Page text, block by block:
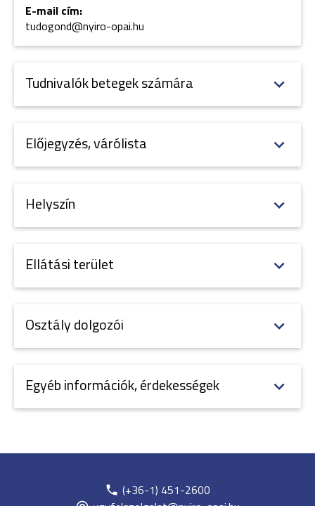
E-mail cím:
tudogond@nyiro-opai.hu
Tudnivalók betegek számára
Előjegyzés, várólista
Helyszín
Ellátási terület
Osztály dolgozói
Egyéb információk, érdekességek
(+36-1) 451-2600